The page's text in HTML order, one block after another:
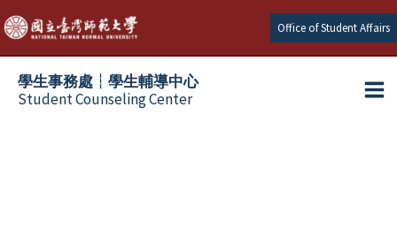
Skip
to
content
Office of Student Affairs
學生事務處┆學生輔導中心
Student Counseling Center